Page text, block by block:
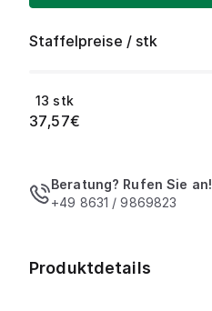
Staffelpreise / stk
13 stk
37,57€
Beratung? Rufen Sie an!
+49 8631 / 9869823
Produktdetails